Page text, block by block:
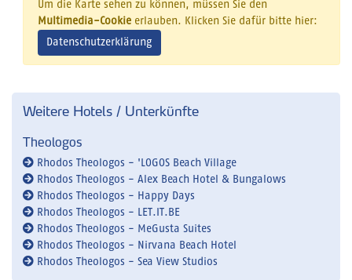
Um die Karte sehen zu können, müssen Sie den
Multimedia-Cookieerlauben. Klicken Sie dafür bitte hier:
Datenschutzerklärung
Weitere Hotels / Unterkünfte
Theologos
Rhodos Theologos - 'LOGOS Beach Village
Rhodos Theologos - Alex Beach Hotel & Bungalows
Rhodos Theologos - Happy Days
Rhodos Theologos - LET.IT.BE
Rhodos Theologos - MeGusta Suites
Rhodos Theologos - Nirvana Beach Hotel
Rhodos Theologos - Sea View Studios